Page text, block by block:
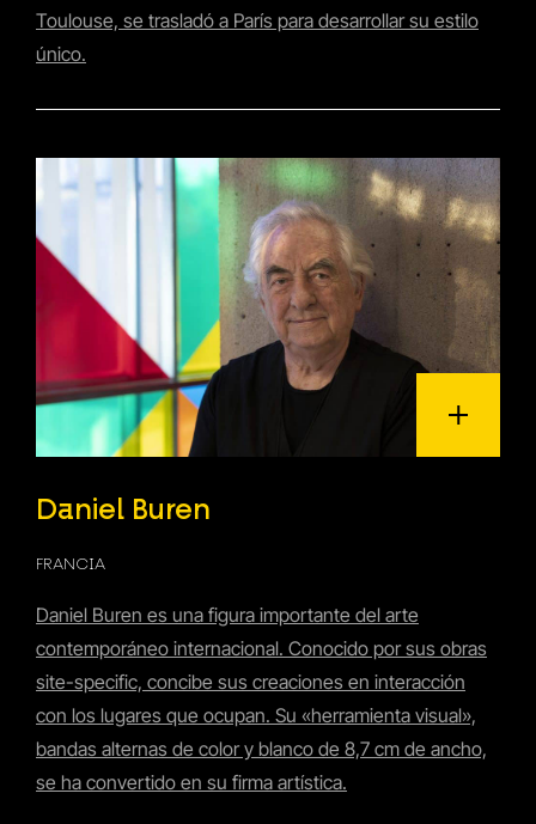
Toulouse, se trasladó a París para desarrollar su estilo
único.
Daniel Buren
FRANCIA
Daniel Buren es una figura importante del arte
contemporáneo internacional. Conocido por sus obras
site-specific, concibe sus creaciones en interacción
con los lugares que ocupan. Su «herramienta visual»,
bandas alternas de color y blanco de 8,7 cm de ancho,
se ha convertido en su firma artística.